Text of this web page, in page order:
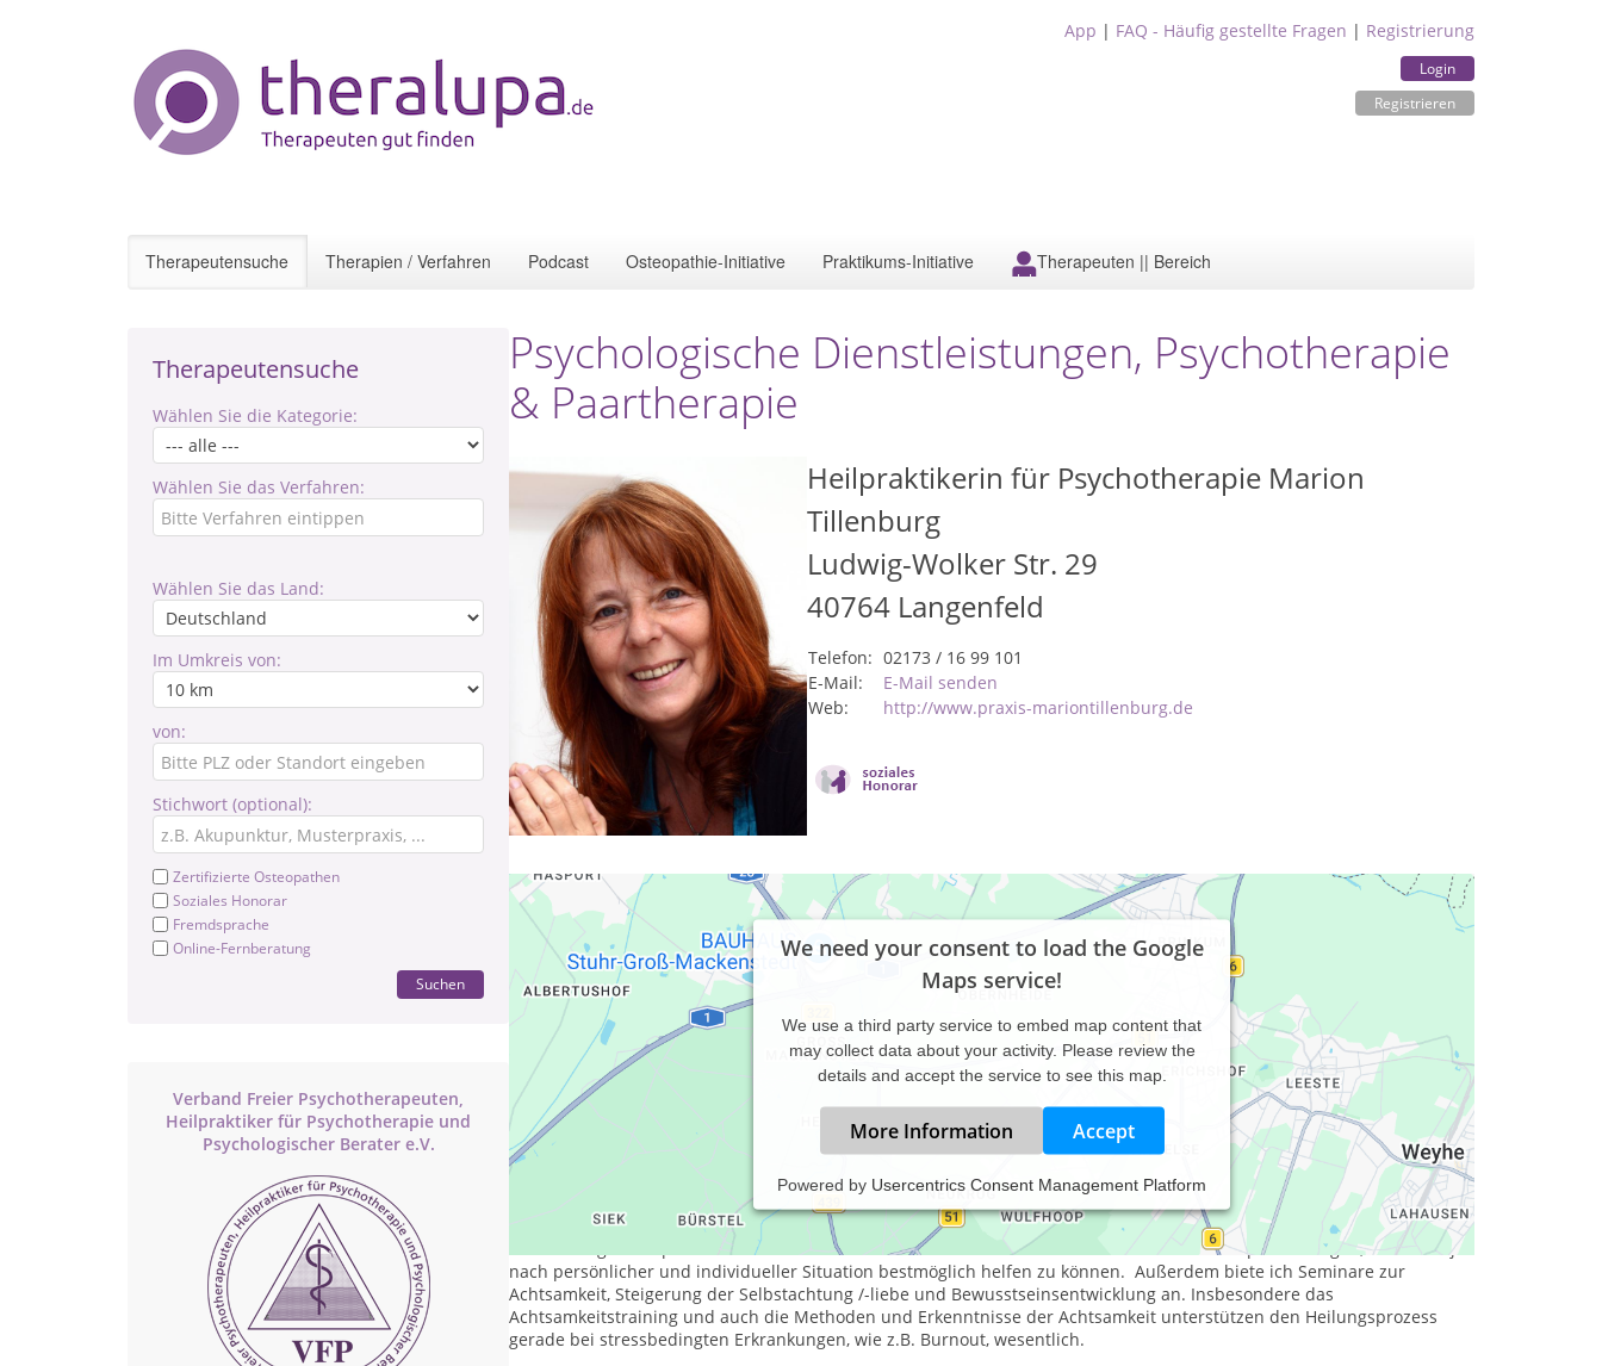
App | FAQ - Häufig gestellte Fragen | Registrierung
Login
Registrieren
Therapeutensuche Therapien / Verfahren Podcast Osteopathie-Initiative Praktikums-Initiative Therapeuten || Bereich
Therapeutensuche
Wählen Sie die Kategorie:
Wählen Sie das Verfahren:
Wählen Sie das Land:
Im Umkreis von:
von:
Stichwort (optional):
Zertifizierte Osteopathen
Soziales Honorar
Fremdsprache
Online-Fernberatung
Suchen
Verband Freier Psychotherapeuten,
Heilpraktiker für Psychotherapie und
Psychologischer Berater e.V.
Psychologische Dienstleistungen, Psychotherapie
& Paartherapie
Heilpraktikerin für Psychotherapie Marion
Tillenburg
Ludwig-Wolker Str. 29
40764 Langenfeld
Telefon: 02173 / 16 99 101
E-Mail:
E-Mail senden
Web:
http://www.praxis-mariontillenburg.de
We need your consent to load the Google
Maps service!
We use a third party service to embed map content that
may collect data about your activity. Please review the
details and accept the service to see this map.
More Information Accept
Powered by Usercentrics Consent Management Platform
Ich meiner Praxis für Psychologische Dienstleistungen biete ich neben Einzeltherapie und Beratung / Coaching auch
Paartherapie / Eheberatung an. Auf Basis der Ergebnisse der Anamnese erarbeite ich in Abstimmung mit Ihnen das
Dabei nutze ich eine Vielzahl von Methoden aus verschiedenen Therapierichtungen, um Ihnen je
nach persönlicher und individueller Situation bestmöglich helfen zu können. Außerdem biete ich Seminare zur
Achtsamkeit, Steigerung der Selbstachtung /-liebe und Bewusstseinsentwicklung an. Insbesondere das
Achtsamkeitstraining und auch die Methoden und Erkenntnisse der Achtsamkeit unterstützen den Heilungsprozess
gerade bei stressbedingten Erkrankungen, wie z.B. Burnout, wesentlich.